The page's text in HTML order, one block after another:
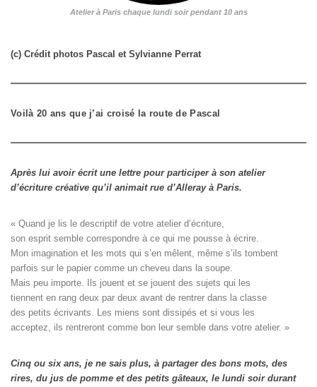
Atelier à Paris chaque lundi soir pendant 10 ans
(c) Crédit photos Pascal et Sylvianne Perrat
Voilà 20 ans que j’ai croisé la route de Pascal
Après lui avoir écrit une lettre pour participer à son atelier
d’écriture créative qu’il animait rue d’Alleray à Paris.
« Quand je lis le descriptif de votre atelier d’écriture,
son esprit semble correspondre à ce qui me pousse à écrire.
Mon imagination et les mots qui s’en mêlent, même s’ils tombent
parfois sur le papier comme un cheveu dans la soupe.
Mais peu importe. Ils jouent et se jouent des sujets qui les
tiennent en rang deux par deux avant de rentrer dans la classe
des petits écrivants. Les miens sont dissipés et si vous les
acceptez, ils rentreront comme bon leur semble dans votre atelier. »
Cinq ou six ans, je ne sais plus, à partager des bons mots, des
rires, du jus de pomme et des petits gâteaux, le lundi soir durant